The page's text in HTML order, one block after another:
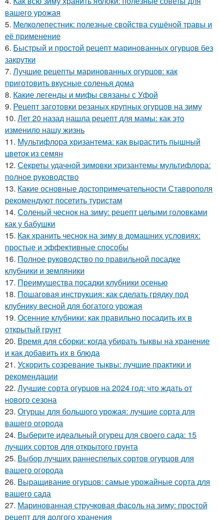
вашего урожая
5. Мелколепестник: полезные свойства сушёной травы и
её применение
6. Быстрый и простой рецепт маринованных огурцов без
закрутки
7. Лучшие рецепты маринованных огурцов: как
приготовить вкусные соленья дома
8. Какие легенды и мифы связаны с Уфой
9. Рецепт заготовки резаных крупных огурцов на зиму
10. Лет 20 назад нашла рецепт для мамы: как это
изменило нашу жизнь
11. Мультифлора хризантема: как вырастить пышный
цветок из семян
12. Секреты удачной зимовки хризантемы мультифлора:
полное руководство
13. Какие основные достопримечательности Ставрополя
рекомендуют посетить туристам
14. Соленый чеснок на зиму: рецепт целыми головками
как у бабушки
15. Как хранить чеснок на зиму в домашних условиях:
простые и эффективные способы
16. Полное руководство по правильной посадке
клубники и земляники
17. Преимущества посадки клубники осенью
18. Пошаговая инструкция: как сделать грядку под
клубнику весной для богатого урожая
19. Осенние клубники: как правильно посадить их в
открытый грунт
20. Время для сборки: когда убирать тыквы на хранение
и как добавить их в блюда
21. Ускорить созревание тыквы: лучшие практики и
рекомендации
22. Лучшие сорта огурцов на 2024 год: что ждать от
нового сезона
23. Огурцы для большого урожая: лучшие сорта для
вашего огорода
24. Выберите идеальный огурец для своего сада: 15
лучших сортов для открытого грунта
25. Выбор лучших раннеспелых сортов огурцов для
вашего огорода
26. Выращивание огурцов: самые урожайные сорта для
вашего сада
27. Маринованная стручковая фасоль на зиму: простой
рецепт для долгого хранения